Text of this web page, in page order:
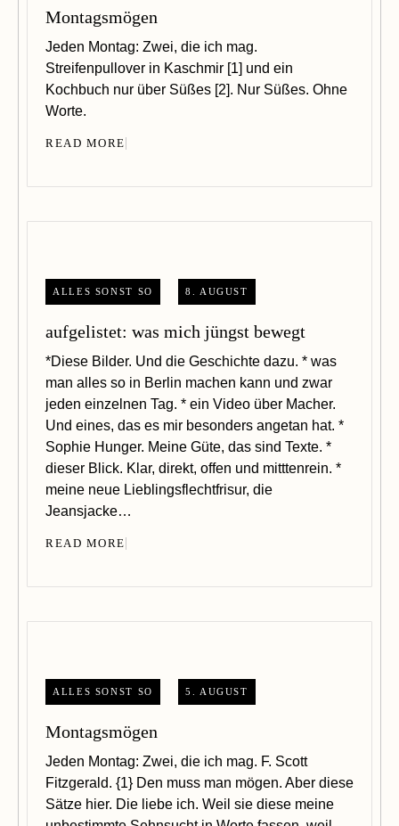
Montagsmögen
Jeden Montag: Zwei, die ich mag.
Streifenpullover in Kaschmir [1] und ein
Kochbuch nur über Süßes [2]. Nur Süßes. Ohne
Worte.
READ MORE
8. AUGUST
ALLES SONST SO
aufgelistet: was mich jüngst bewegt
*Diese Bilder. Und die Geschichte dazu. * was
man alles so in Berlin machen kann und zwar
jeden einzelnen Tag. * ein Video über Macher.
Und eines, das es mir besonders angetan hat. *
Sophie Hunger. Meine Güte, das sind Texte. *
dieser Blick. Klar, direkt, offen und mitttenrein. *
meine neue Lieblingsflechtfrisur, die
Jeansjacke…
READ MORE
5. AUGUST
ALLES SONST SO
Montagsmögen
Jeden Montag: Zwei, die ich mag. F. Scott
Fitzgerald. {1} Den muss man mögen. Aber diese
Sätze hier. Die liebe ich. Weil sie diese meine